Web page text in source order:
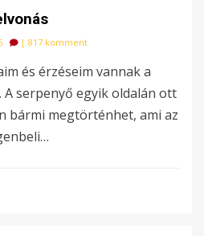
| 817 komment
és érzéseim vannak a
A serpenyő egyik oldalán ott
bármi megtörténhet, ami az